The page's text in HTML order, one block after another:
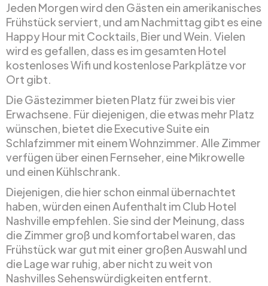
Jeden Morgen wird den Gästen ein amerikanisches
Frühstück serviert, und am Nachmittag gibt es eine
Happy Hour mit Cocktails, Bier und Wein. Vielen
wird es gefallen, dass es im gesamten Hotel
kostenloses Wifi und kostenlose Parkplätze vor
Ort gibt.
Die Gästezimmer bieten Platz für zwei bis vier
Erwachsene. Für diejenigen, die etwas mehr Platz
wünschen, bietet die Executive Suite ein
Schlafzimmer mit einem Wohnzimmer. Alle Zimmer
verfügen über einen Fernseher, eine Mikrowelle
und einen Kühlschrank.
Diejenigen, die hier schon einmal übernachtet
haben, würden einen Aufenthalt im Club Hotel
Nashville empfehlen. Sie sind der Meinung, dass
die Zimmer groß und komfortabel waren, das
Frühstück war gut mit einer großen Auswahl und
die Lage war ruhig, aber nicht zu weit von
Nashvilles Sehenswürdigkeiten entfernt.